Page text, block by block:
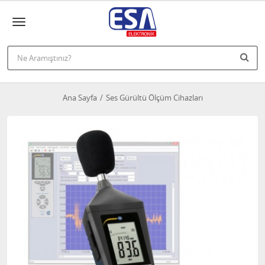
Ana Sayfa Ses Gürültü Ölçüm Cihazları